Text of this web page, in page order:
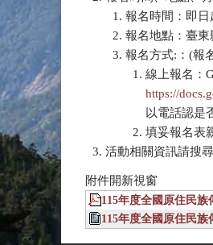
報名時間：即日
報名地點：臺東
報名方式:：(報
線上報名：
https://
以電話認是
填妥報名表
活動相關資訊請搜
附件開新視窗
115年度全國原住民
115年度全國原住民